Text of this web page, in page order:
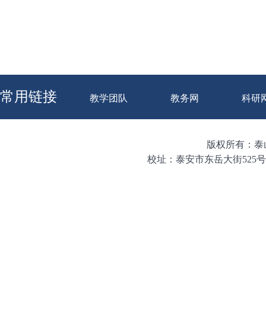
常用链接 教学团队 教务网 科研
版权所有：泰
校址：泰安市东岳大街525号